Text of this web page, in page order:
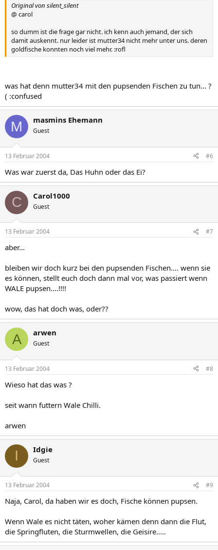
Original von silent_silent
@ carol
so dumm ist die frage gar nicht. ich kenn auch jemand, der sich
damit auskennt. nur leider ist mutter34 nicht mehr unter uns. deren
goldfische konnten noch viel mehr. :rofl
was hat denn mutter34 mit den pupsenden Fischen zu tun... ?
( :confused
M masmins Ehemann
Guest
13 Februar 2004 #6
Was war zuerst da, Das Huhn oder das Ei?
C Carol1000
Guest
13 Februar 2004 #7
aber...
bleiben wir doch kurz bei den pupsenden Fischen.... wenn sie
es können, stellt euch doch dann mal vor, was passiert wenn
WALE pupsen....!!!!
wow, das hat doch was, oder??
A arwen
Guest
13 Februar 2004 #8
Wieso hat das was ?
seit wann futtern Wale Chilli.
arwen
I Idgie
Guest
13 Februar 2004 #9
Naja, Carol, da haben wir es doch, Fische können pupsen.
Wenn Wale es nicht täten, woher kämen denn dann die Flut,
die Springfluten, die Sturmwellen, die Geisire.....